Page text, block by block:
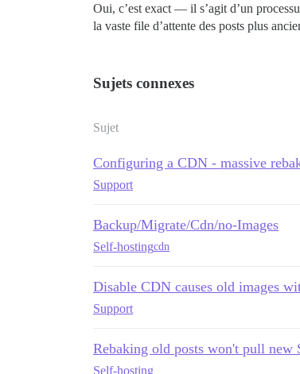
Oui, c’est exact — il s’agit d’un
la vaste file d’attente des posts plus
Sujets connexes
Sujet
Configuring a CDN - massive
Support
Backup/Migrate/Cdn/no-Images
Self-hostingcdn
Disable CDN causes old images
Support
Rebaking old posts won't pull new
Self-hosting